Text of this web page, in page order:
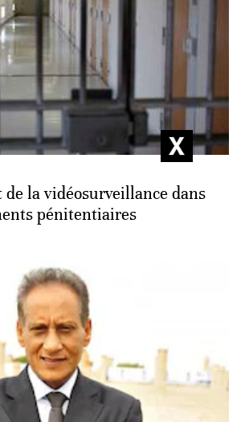
de la vidéosurveillance dans
pénitentiaires